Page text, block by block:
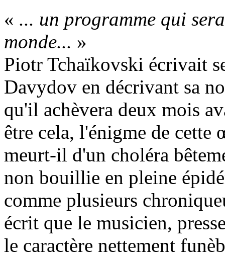
« ... un programme qui
monde... »
Piotr Tchaïkovski écrivait
Davydov en décrivant sa
qu'il achèvera deux mois
être cela, l'énigme de cette
meurt-il d'un choléra
non bouillie en pleine
comme plusieurs
écrit que le musicien,
le caractère nettement